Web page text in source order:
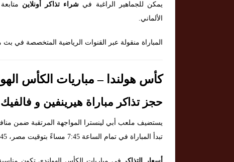
يمكن للجماهير الراغبة في شراء تذاكر أونلاين
الألماني.
المباراة منقولة عبر القنوات الرياضية المتخصصة في بث
كأس هولندا – مباريات الكأس الهولندي يوم
حجز تذاكر مباراة هيرينفين و فالفيك
يستضيف ملعب أبي لينسترا المواجهة المرتقبة ضمن
تبدأ المباراة في تمام الساعة 7:45 مساءً بتوقيت مصر، 8:45 مساءً بتوقيت السعودية، و6:45 مساءً بتوقيت هولندا.